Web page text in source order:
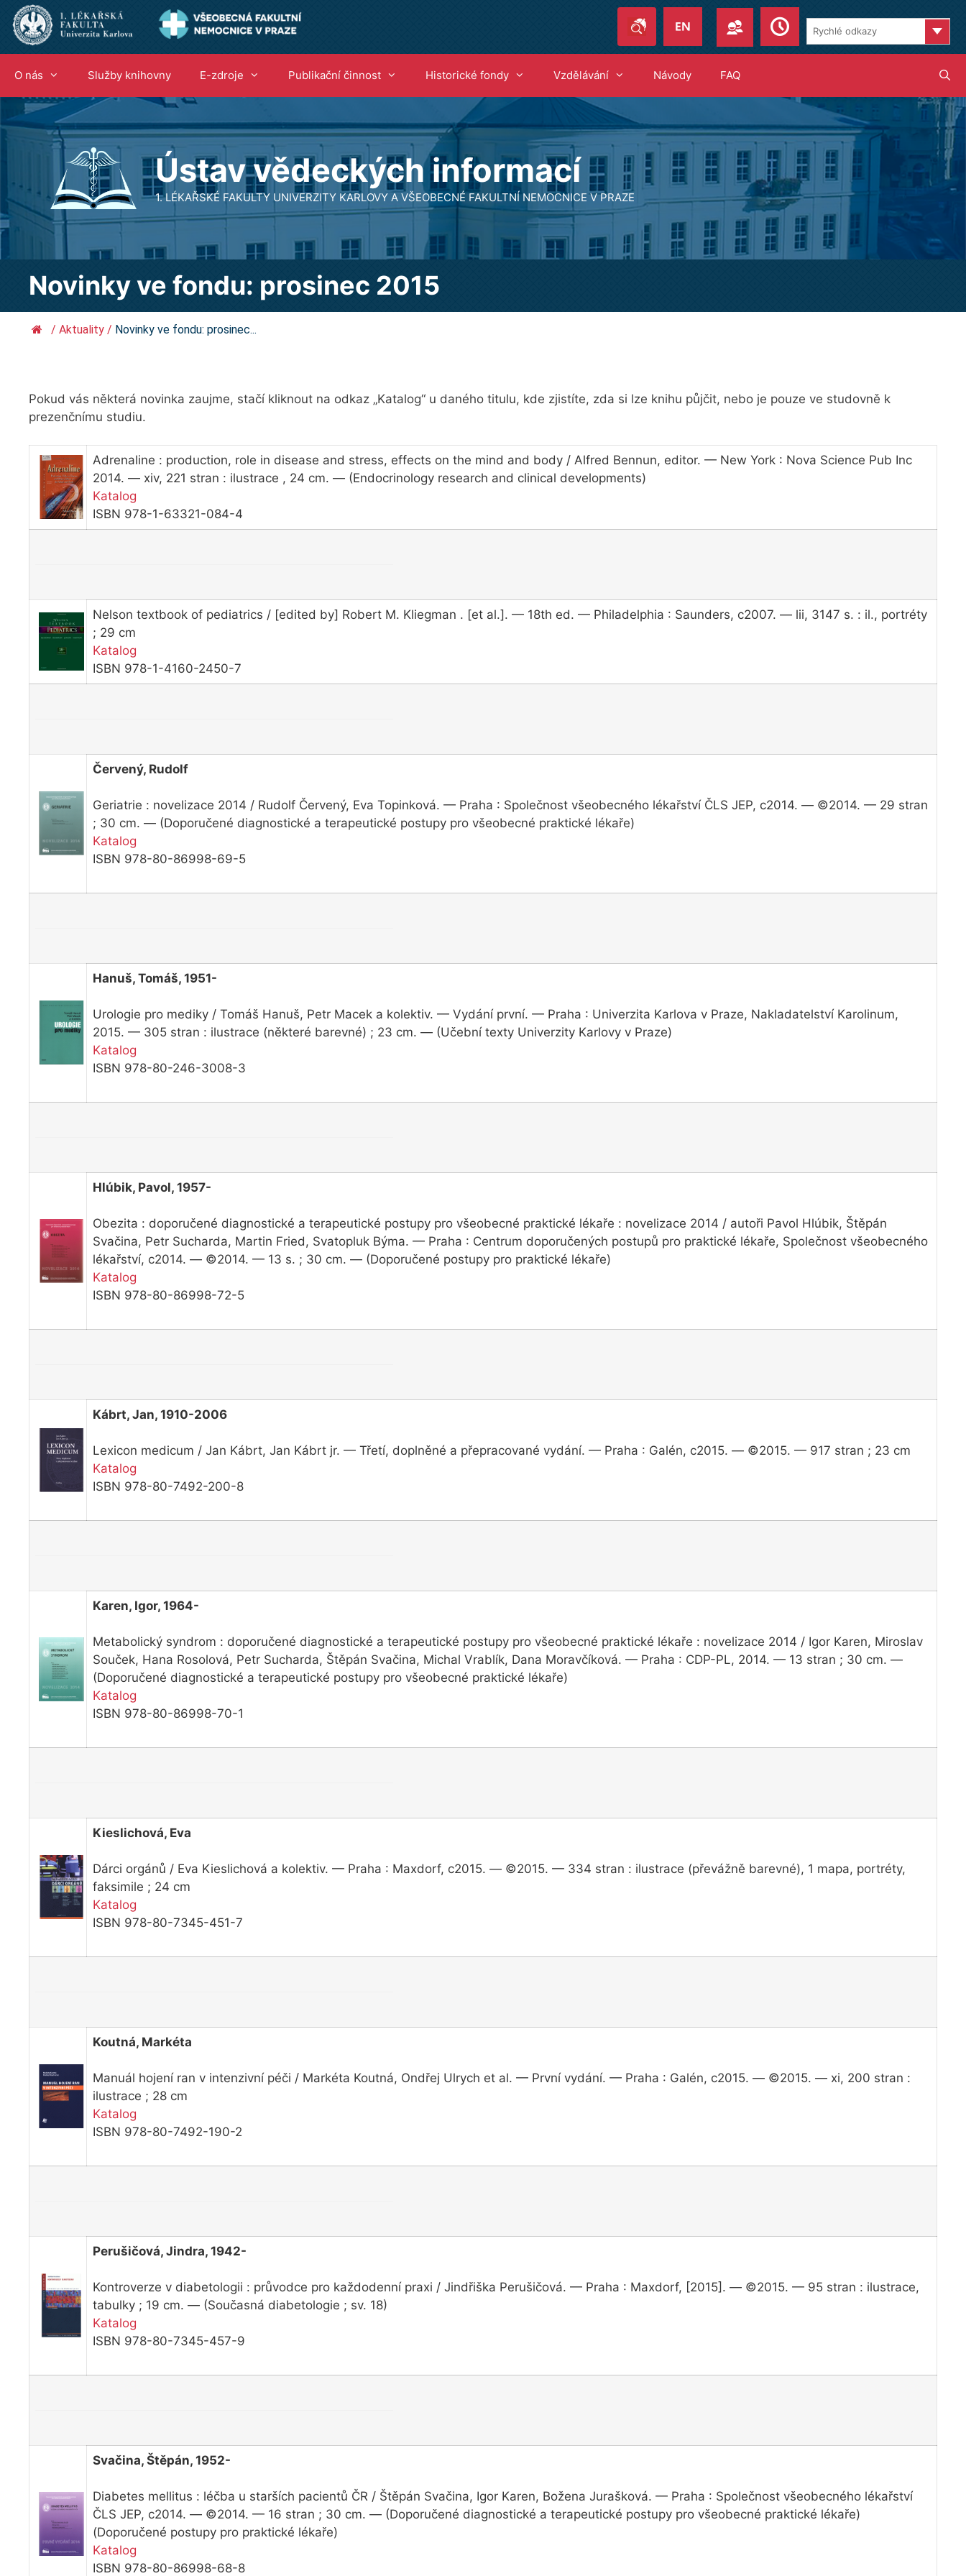
Přeskočit
na
obsah
O nás Služby knihovny E-zdroje Publikační činnost Historické fondy Vzdělávání Návody FAQ
Ústav vědeckých informací
1. LÉKAŘSKÉ FAKULTY UNIVERZITY KARLOVY A VŠEOBECNÉ FAKULTNÍ NEMOCNICE V PRAZE
Novinky ve fondu: prosinec 2015
/ Aktuality / Novinky ve fondu: prosinec...
Pokud vás některá novinka zaujme, stačí kliknout na odkaz „Katalog“ u daného titulu, kde zjistíte, zda si lze knihu půjčit, nebo je pouze ve studovně k
prezenčnímu studiu.
Adrenaline : production, role in disease and stress, effects on the mind and body / Alfred Bennun, editor. — New York : Nova Science Pub Inc
2014. — xiv, 221 stran : ilustrace , 24 cm. — (Endocrinology research and clinical developments)
Katalog
ISBN 978-1-63321-084-4
Nelson textbook of pediatrics / [edited by] Robert M. Kliegman . [et al.]. — 18th ed. — Philadelphia : Saunders, c2007. — lii, 3147 s. : il., portréty
; 29 cm
Katalog
ISBN 978-1-4160-2450-7
Červený, Rudolf
Geriatrie : novelizace 2014 / Rudolf Červený, Eva Topinková. — Praha : Společnost všeobecného lékařství ČLS JEP, c2014. — ©2014. — 29 stran
; 30 cm. — (Doporučené diagnostické a terapeutické postupy pro všeobecné praktické lékaře)
Katalog
ISBN 978-80-86998-69-5
Hanuš, Tomáš, 1951-
Urologie pro mediky / Tomáš Hanuš, Petr Macek a kolektiv. — Vydání první. — Praha : Univerzita Karlova v Praze, Nakladatelství Karolinum,
2015. — 305 stran : ilustrace (některé barevné) ; 23 cm. — (Učební texty Univerzity Karlovy v Praze)
Katalog
ISBN 978-80-246-3008-3
Hlúbik, Pavol, 1957-
Obezita : doporučené diagnostické a terapeutické postupy pro všeobecné praktické lékaře : novelizace 2014 / autoři Pavol Hlúbik, Štěpán
Svačina, Petr Sucharda, Martin Fried, Svatopluk Býma. — Praha : Centrum doporučených postupů pro praktické lékaře, Společnost všeobecného
lékařství, c2014. — ©2014. — 13 s. ; 30 cm. — (Doporučené postupy pro praktické lékaře)
Katalog
ISBN 978-80-86998-72-5
Kábrt, Jan, 1910-2006
Lexicon medicum / Jan Kábrt, Jan Kábrt jr. — Třetí, doplněné a přepracované vydání. — Praha : Galén, c2015. — ©2015. — 917 stran ; 23 cm
Katalog
ISBN 978-80-7492-200-8
Karen, Igor, 1964-
Metabolický syndrom : doporučené diagnostické a terapeutické postupy pro všeobecné praktické lékaře : novelizace 2014 / Igor Karen, Miroslav
Souček, Hana Rosolová, Petr Sucharda, Štěpán Svačina, Michal Vrablík, Dana Moravčíková. — Praha : CDP-PL, 2014. — 13 stran ; 30 cm. —
(Doporučené diagnostické a terapeutické postupy pro všeobecné praktické lékaře)
Katalog
ISBN 978-80-86998-70-1
Kieslichová, Eva
Dárci orgánů / Eva Kieslichová a kolektiv. — Praha : Maxdorf, c2015. — ©2015. — 334 stran : ilustrace (převážně barevné), 1 mapa, portréty,
faksimile ; 24 cm
Katalog
ISBN 978-80-7345-451-7
Koutná, Markéta
Manuál hojení ran v intenzivní péči / Markéta Koutná, Ondřej Ulrych et al. — První vydání. — Praha : Galén, c2015. — ©2015. — xi, 200 stran :
ilustrace ; 28 cm
Katalog
ISBN 978-80-7492-190-2
Perušičová, Jindra, 1942-
Kontroverze v diabetologii : průvodce pro každodenní praxi / Jindřiška Perušičová. — Praha : Maxdorf, [2015]. — ©2015. — 95 stran : ilustrace,
tabulky ; 19 cm. — (Současná diabetologie ; sv. 18)
Katalog
ISBN 978-80-7345-457-9
Svačina, Štěpán, 1952-
Diabetes mellitus : léčba u starších pacientů ČR / Štěpán Svačina, Igor Karen, Božena Jurašková. — Praha : Společnost všeobecného lékařství
ČLS JEP, c2014. — ©2014. — 16 stran ; 30 cm. — (Doporučené diagnostické a terapeutické postupy pro všeobecné praktické lékaře)
(Doporučené postupy pro praktické lékaře)
Katalog
ISBN 978-80-86998-68-8